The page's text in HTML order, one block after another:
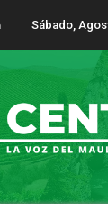
Sábado,